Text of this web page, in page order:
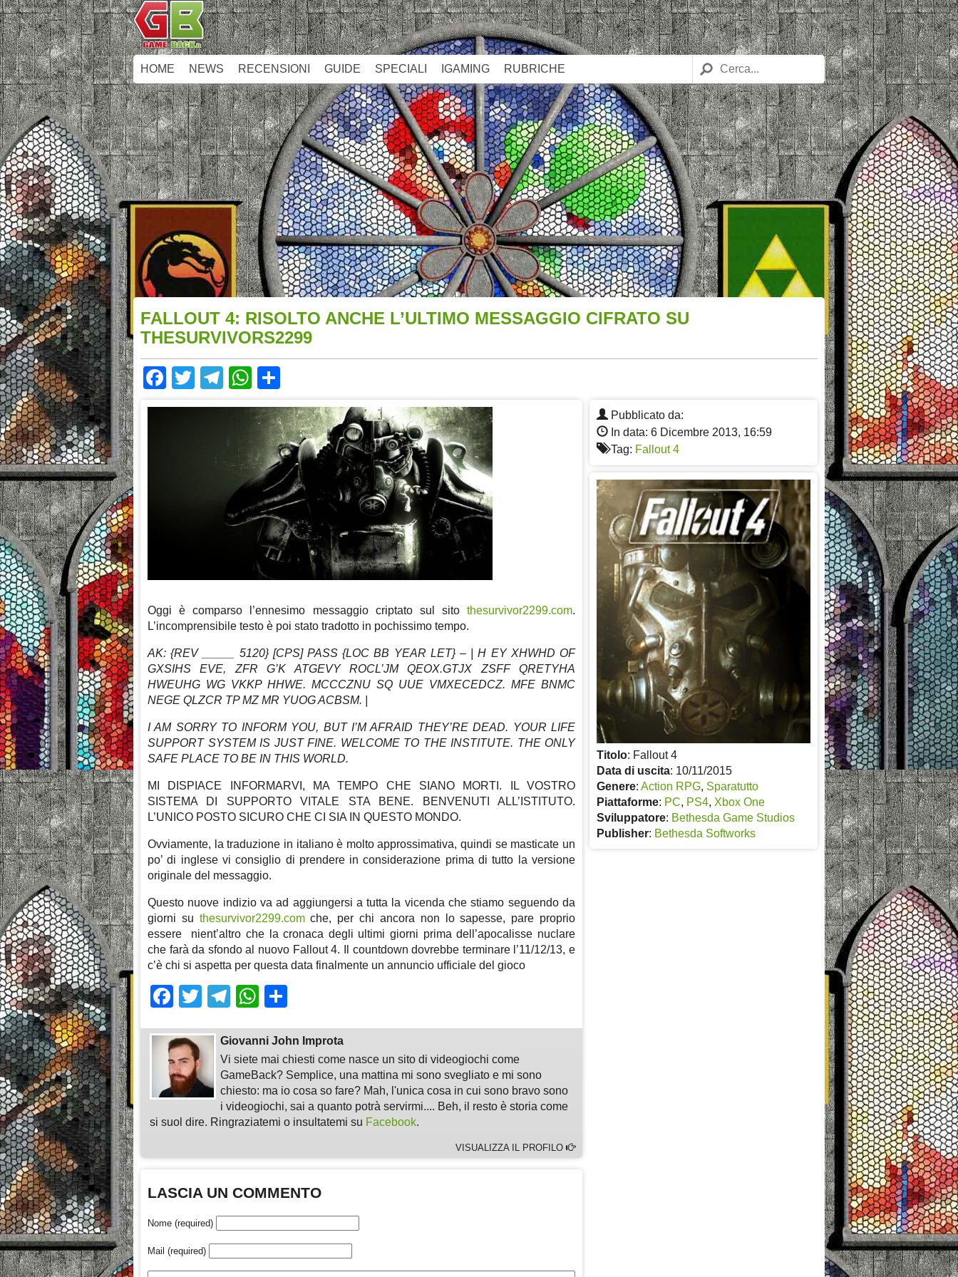
HOME NEWS RECENSIONI GUIDE SPECIALI IGAMING RUBRICHE
FALLOUT 4: RISOLTO ANCHE L’ULTIMO MESSAGGIO CIFRATO SU
THESURVIVORS2299
Facebook
TwitterTelegram
WhatsApp
Pubblicato da:
In data: 6 Dicembre 2013, 16:59
Tag: Fallout 4
Titolo: Fallout 4
Data di uscita: 10/11/2015
Genere: Action RPG, Sparatutto
Piattaforme: PC, PS4, Xbox One
Sviluppatore: Bethesda Game Studios
Publisher: Bethesda Softworks
Oggi è comparso l’ennesimo messaggio criptato sul sito thesurvivor2299.com.
L’incomprensibile testo è poi stato tradotto in pochissimo tempo.
AK: {REV _____ 5120} [CPS] PASS {LOC BB YEAR LET} – | H EY XHWHD OF
GXSIHS EVE, ZFR G’K ATGEVY ROCL’JM QEOX.GTJX ZSFF QRETYHA
HWEUHG WG VKKP HHWE. MCCCZNU SQ UUE VMXECEDCZ. MFE BNMC
NEGE QLZCR TP MZ MR YUOG ACBSM. |
I AM SORRY TO INFORM YOU, BUT I’M AFRAID THEY’RE DEAD. YOUR LIFE
SUPPORT SYSTEM IS JUST FINE. WELCOME TO THE INSTITUTE. THE ONLY
SAFE PLACE TO BE IN THIS WORLD.
MI DISPIACE INFORMARVI, MA TEMPO CHE SIANO MORTI. IL VOSTRO
SISTEMA DI SUPPORTO VITALE STA BENE. BENVENUTI ALL’ISTITUTO.
L’UNICO POSTO SICURO CHE CI SIA IN QUESTO MONDO.
Ovviamente, la traduzione in italiano è molto approssimativa, quindi se masticate un
po’ di inglese vi consiglio di prendere in considerazione prima di tutto la versione
originale del messaggio.
Questo nuove indizio va ad aggiungersi a tutta la vicenda che stiamo seguendo da
giorni su thesurvivor2299.comche, per chi ancora non lo sapesse, pare proprio
essere nient’altro che la cronaca degli ultimi giorni prima dell’apocalisse nuclare
che farà da sfondo al nuovo Fallout 4. Il countdown dovrebbe terminare l’11/12/13, e
c’è chi si aspetta per questa data finalmente un annuncio ufficiale del gioco
Facebook
TwitterTelegram
WhatsApp
Giovanni John Improta
Vi siete mai chiesti come nasce un sito di videogiochi come
GameBack? Semplice, una mattina mi sono svegliato e mi sono
chiesto: ma io cosa so fare? Mah, l'unica cosa in cui sono bravo sono
i videogiochi, sai a quanto potrà servirmi.... Beh, il resto è storia come
si suol dire. Ringraziatemi o insultatemi su Facebook.
VISUALIZZA IL PROFILO
LASCIA UN COMMENTO
Nome (required)
Mail (required)